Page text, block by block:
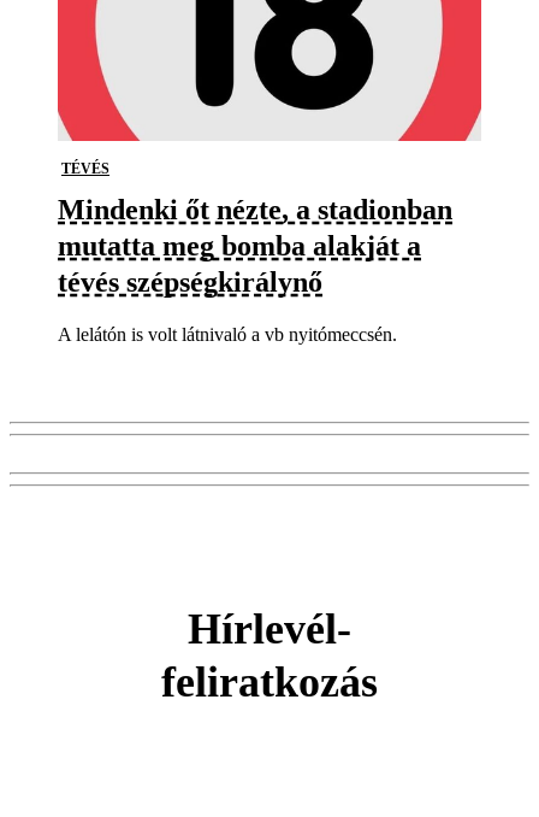
TÉVÉS
Mindenki őt nézte, a stadionban
mutatta meg bomba alakját a
tévés szépségkirálynő
A lelátón is volt látnivaló a vb nyitómeccsén.
Hírlevél-
feliratkozás